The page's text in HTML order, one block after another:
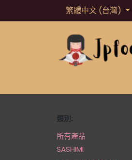
繁體中文 (台灣)
類別:
所有產品
SASHIMI